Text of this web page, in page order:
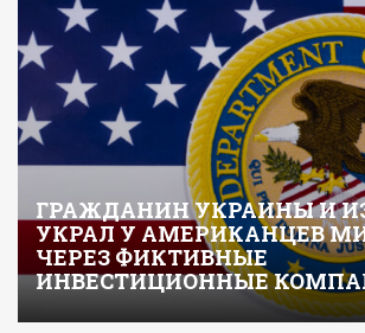
ГРАЖДАНИН УКРАИНЫ И
УКРАЛ У АМЕРИКАНЦЕВ
ЧЕРЕЗ ФИКТИВНЫЕ
ИНВЕСТИЦИОННЫЕ